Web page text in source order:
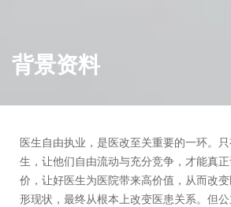
背景资料
医生自由执业，是医改至关重要的一环。
生，让他们自由流动与充分竞争，才能真
价，让好医生为医院带来高价值，从而改
形现状，最终从根本上改变医患关系。但